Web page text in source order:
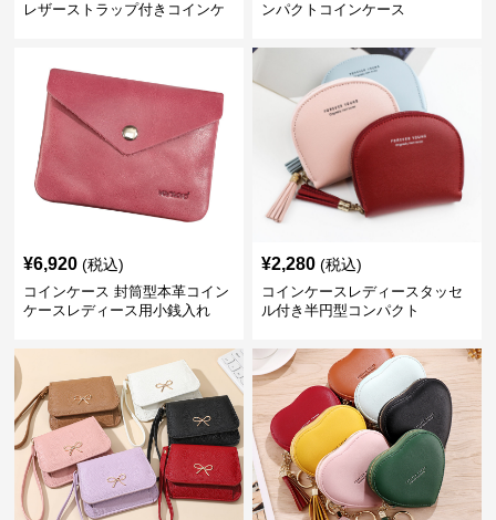
レザーストラップ付きコインケ
ンパクトコインケース
¥6,920 (税込)
コインケース 封筒型本革コイン
ケースレディース用小銭入れ
¥2,280 (税込)
コインケースレディースタッセ
ル付き半円型コンパクト